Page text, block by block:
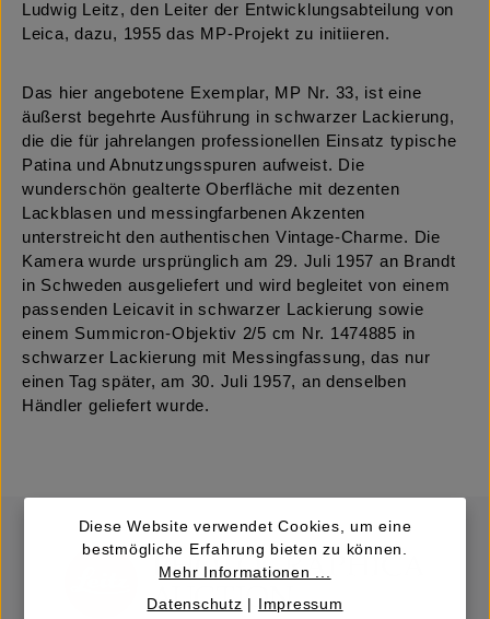
Ludwig Leitz, den Leiter der Entwicklungsabteilung von
Leica, dazu, 1955 das MP-Projekt zu initiieren.
Das hier angebotene Exemplar, MP Nr. 33, ist eine
äußerst begehrte Ausführung in schwarzer Lackierung,
die die für jahrelangen professionellen Einsatz typische
Patina und Abnutzungsspuren aufweist. Die
wunderschön gealterte Oberfläche mit dezenten
Lackblasen und messingfarbenen Akzenten
unterstreicht den authentischen Vintage-Charme. Die
Kamera wurde ursprünglich am 29. Juli 1957 an Brandt
in Schweden ausgeliefert und wird begleitet von einem
passenden Leicavit in schwarzer Lackierung sowie
einem Summicron-Objektiv 2/5 cm Nr. 1474885 in
schwarzer Lackierung mit Messingfassung, das nur
einen Tag später, am 30. Juli 1957, an denselben
Händler geliefert wurde.
Diese Website verwendet Cookies, um eine
bestmögliche Erfahrung bieten zu können.
Mehr Informationen ...
Datenschutz | Impressum